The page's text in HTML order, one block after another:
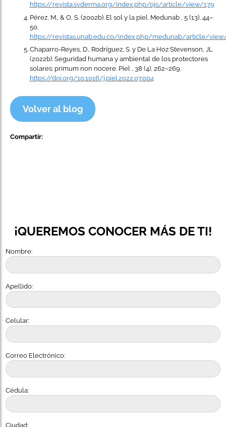
https://revista.svderma.org/index.php/ojs/article/view/179
Pérez, M., & O, S. (2002b). El sol y la piel. Medunab , 5 (13), 44–
50.
https://revistas.unab.edu.co/index.php/medunab/article/
Chaparro-Reyes, D., Rodríguez, S. y De La Hoz Stevenson, JL
(2022b). Seguridad humana y ambiental de los protectores
solares: primum non nocere. Piel , 38 (4), 262–269.
https://doi.org/10.1016/j.piel.2022.07.004
Compartir:
Volver al blog
¡QUEREMOS CONOCER MÁS DE TI!
Nombre:
Apellido:
Celular:
Correo Electrónico:
Cédula:
Ciudad: